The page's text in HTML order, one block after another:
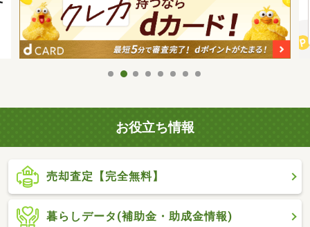
お役立ち情報
売却査定【完全無料】
暮らしデータ(補助金・助成金情報)